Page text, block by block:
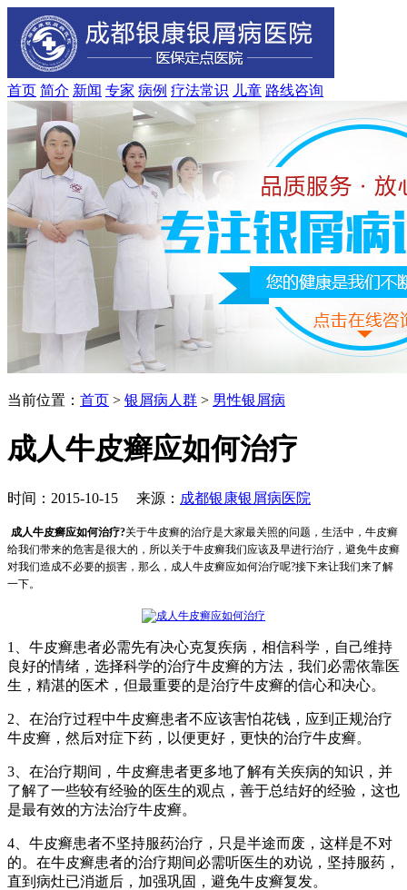
首页 简介 新闻 专家 病例 疗法常识 儿童 路线咨询
当前位置： 首页 > 银屑病人群 > 男性银屑病
成人牛皮癣应如何治疗
时间：2015-10-15 来源： 成都银康银屑病医院
成人牛皮癣应如何治疗?关于牛皮癣的治疗是大家最关照的问题，生活中，牛皮癣
给我们带来的危害是很大的，所以关于牛皮癣我们应该及早进行治疗，避免牛皮癣
对我们造成不必要的损害，那么，成人牛皮癣应如何治疗呢?接下来让我们来了解
一下。
1、牛皮癣患者必需先有决心克复疾病，相信科学，自己维持
良好的情绪，选择科学的治疗牛皮癣的方法，我们必需依靠医
生，精湛的医术，但最重要的是治疗牛皮癣的信心和决心。
2、在治疗过程中牛皮癣患者不应该害怕花钱，应到正规治疗
牛皮癣，然后对症下药，以便更好，更快的治疗牛皮癣。
3、在治疗期间，牛皮癣患者更多地了解有关疾病的知识，并
了解了一些较有经验的医生的观点，善于总结好的经验，这也
是最有效的方法治疗牛皮癣。
4、牛皮癣患者不坚持服药治疗，只是半途而废，这样是不对
的。在牛皮癣患者的治疗期间必需听医生的劝说，坚持服药，
直到病灶已消逝后，加强巩固，避免牛皮癣复发。